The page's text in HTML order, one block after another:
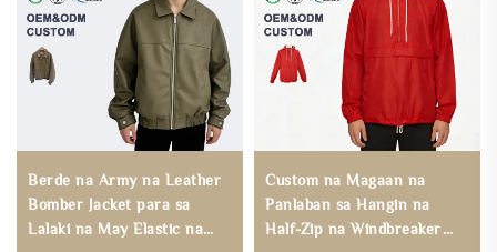
Berde na Army na Leather
Bomber Jacket para sa
Lalaki na May Elastic na
Custom na Magaan na
Panlaban sa Hangin na
Half-Zip na Windbreaker